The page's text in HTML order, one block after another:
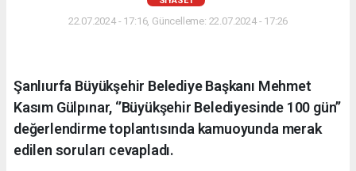
22.07.2024 - 17:16, Güncelleme: 22.07.2024 - 17:26
Şanlıurfa Büyükşehir Belediye Başkanı Mehmet
Kasım Gülpınar, ‘’Büyükşehir Belediyesinde 100 gün’’
değerlendirme toplantısında kamuoyunda merak
edilen soruları cevapladı.